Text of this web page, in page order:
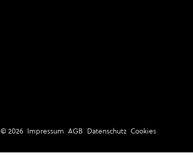
© 2026 Impressum AGB Datenschutz Cookies